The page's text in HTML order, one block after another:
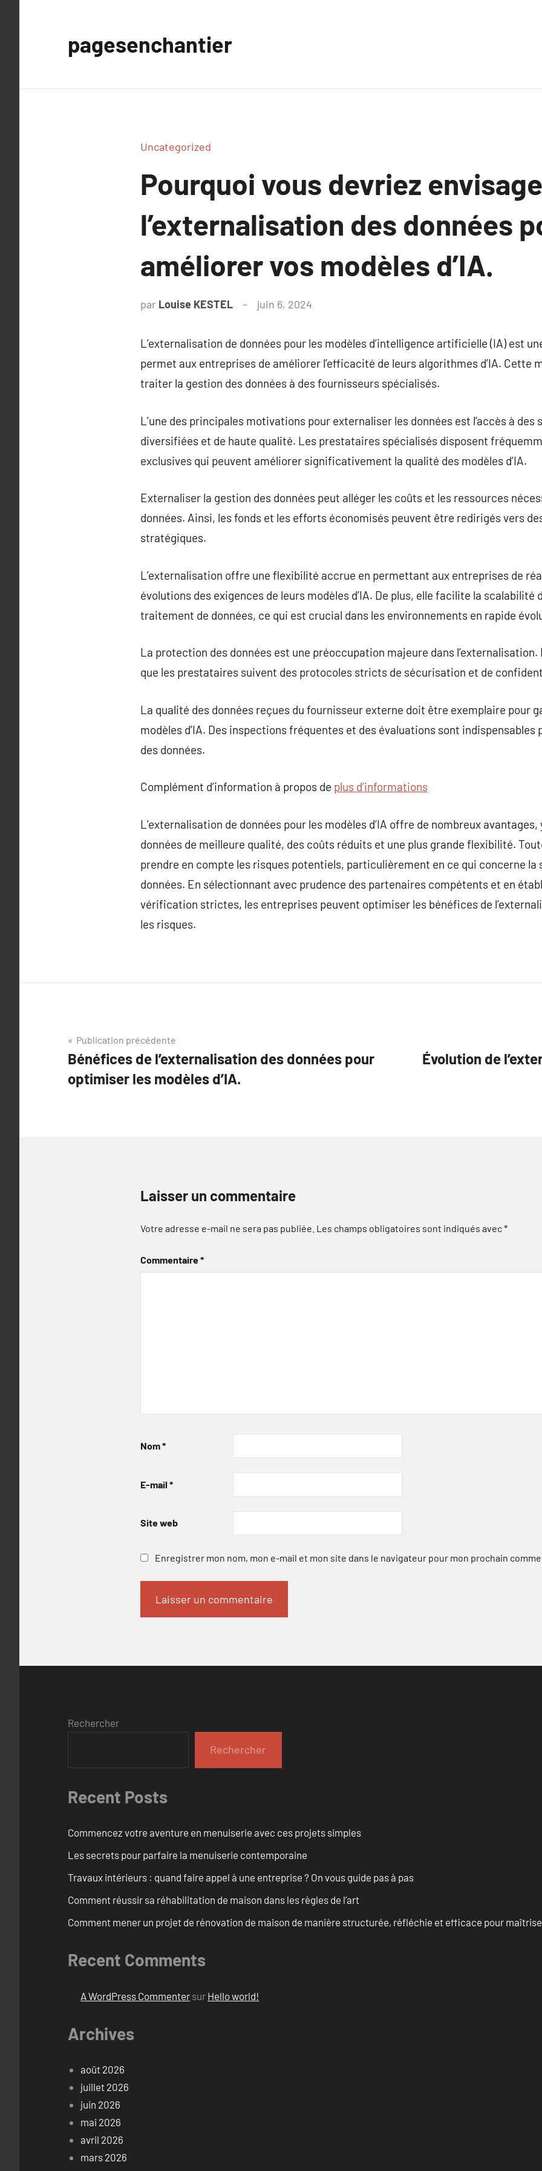
pagesenchantier
Uncategorized
Pourquoi vous devriez
l’externalisation des données
améliorer vos modèles d’IA.
par Louise KESTEL juin 6, 2024
L’externalisation de données pour les modèles d’intelligence artificielle (IA) est
permet aux entreprises de améliorer l’efficacité de leurs algorithmes d’IA. Cette
traiter la gestion des données à des fournisseurs spécialisés.
L’une des principales motivations pour externaliser les données est l’accès à des
diversifiées et de haute qualité. Les prestataires spécialisés disposent
exclusives qui peuvent améliorer significativement la qualité des modèles d’IA.
Externaliser la gestion des données peut alléger les coûts et les ressources
données. Ainsi, les fonds et les efforts économisés peuvent être redirigés vers
stratégiques.
L’externalisation offre une flexibilité accrue en permettant aux entreprises de
évolutions des exigences de leurs modèles d’IA. De plus, elle facilite la scalabilité
traitement de données, ce qui est crucial dans les environnements en rapide
La protection des données est une préoccupation majeure dans
que les prestataires suivent des protocoles stricts de sécurisation et de
La qualité des données reçues du fournisseur externe doit être exemplaire pour
modèles d’IA. Des inspections fréquentes et des évaluations sont indispensables
des données.
Complément d’information à propos de plus d’informations
L’externalisation de données pour les modèles d’IA offre de nombreux avantages,
données de meilleure qualité, des coûts réduits et une plus grande flexibilité.
prendre en compte les risques potentiels, particulièrement en ce qui concerne la
données. En sélectionnant avec prudence des partenaires compétents et en
vérification strictes, les entreprises peuvent optimiser les bénéfices de
les risques.
Navigation
de
l’article
Publication précédente
Bénéfices de l’externalisation des données pour
optimiser les modèles d’IA.
Évolution de
Laisser un commentaire
Votre adresse e-mail ne sera pas publiée. Les champs obligatoires sont indiqués avec*
Commentaire*
Nom*
E-mail *
Site web
Enregistrer mon nom, mon e-mail et mon site dans le navigateur pour mon prochain
Rechercher
Rechercher
Recent Posts
Commencez votre aventure en menuiserie avec ces projets simples
Les secrets pour parfaire la menuiserie contemporaine
Travaux intérieurs : quand faire appel à une entreprise ? On vous guide pas à pas
Comment réussir sa réhabilitation de maison dans les règles de l’art
Comment mener un projet de rénovation de maison de manière structurée, réfléchie et efficace pour
Recent Comments
A WordPress Commenter sur Hello world!
Archives
août 2026
juillet 2026
juin 2026
mai 2026
avril 2026
mars 2026